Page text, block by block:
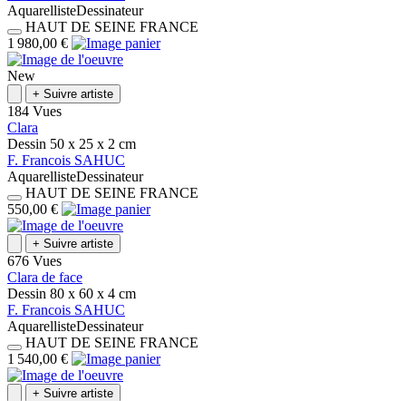
AquarellisteDessinateur
HAUT DE SEINE FRANCE
1 980,00 €
New
+ Suivre artiste
184 Vues
Clara
Dessin 50 x 25 x 2 cm
F. Francois SAHUC
AquarellisteDessinateur
HAUT DE SEINE FRANCE
550,00 €
+ Suivre artiste
676 Vues
Clara de face
Dessin 80 x 60 x 4 cm
F. Francois SAHUC
AquarellisteDessinateur
HAUT DE SEINE FRANCE
1 540,00 €
+ Suivre artiste